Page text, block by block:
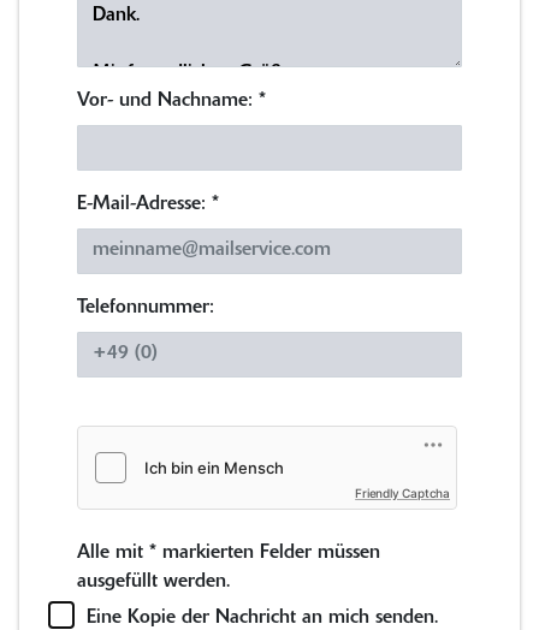
Vor- und Nachname: *
E-Mail-Adresse: *
Telefonnummer:
Friendly Captcha
Alle mit * markierten Felder müssen
ausgefüllt werden.
Eine Kopie der Nachricht an mich senden.